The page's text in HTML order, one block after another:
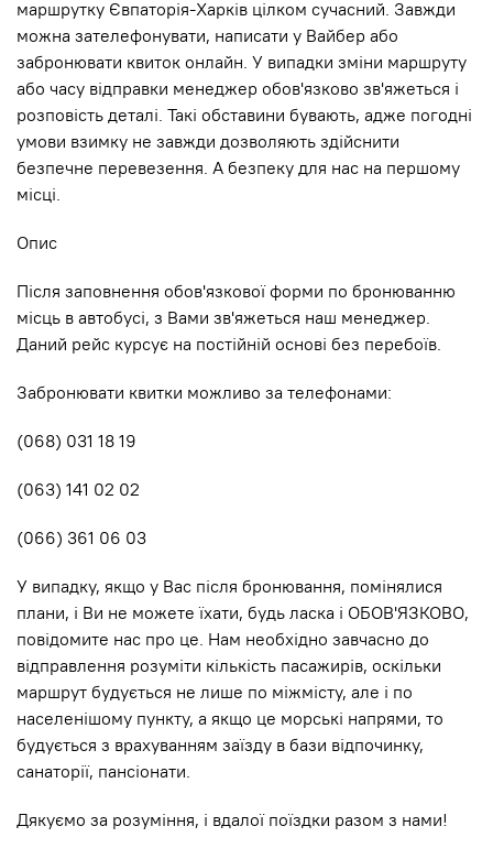
маршрутку Євпаторія-Харків цілком сучасний. Завжди
можна зателефонувати, написати у Вайбер або
забронювати квиток онлайн. У випадки зміни маршруту
або часу відправки менеджер обов'язково зв'яжеться і
розповість деталі. Такі обставини бувають, адже погодні
умови взимку не завжди дозволяють здійснити
безпечне перевезення. А безпеку для нас на першому
місці.
Опис
Після заповнення обов'язкової форми по бронюванню
місць в автобусі, з Вами зв'яжеться наш менеджер.
Даний рейс курсує на постійній основі без перебоїв.
Забронювати квитки можливо за телефонами:
(068) 031 18 19
(063) 141 02 02
(066) 361 06 03
У випадку, якщо у Вас після бронювання, помінялися
плани, і Ви не можете їхати, будь ласка і ОБОВ'ЯЗКОВО,
повідомите нас про це. Нам необхідно завчасно до
відправлення розуміти кількість пасажирів, оскільки
маршрут будується не лише по мiжмiсту, але і по
населенішому пункту, а якщо це морські напрями, то
будується з врахуванням заїзду в бази відпочинку,
санаторії, пансіонати.
Дякуємо за розуміння, і вдалої поїздки разом з нами!